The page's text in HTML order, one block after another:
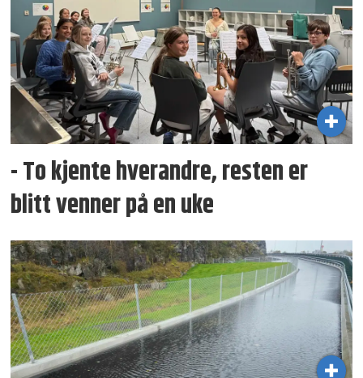
- To kjente hverandre, resten er
blitt venner på en uke